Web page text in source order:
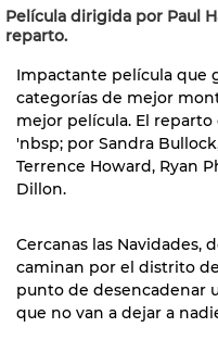
Película dirigida por Paul
reparto.
Impactante película que
categorías de mejor
mejor película. El
'nbsp; por Sandra
Terrence Howard, Ryan
Dillon.
Cercanas las Navidades,
caminan por el distrito
punto de desencadenar
que no van a dejar a